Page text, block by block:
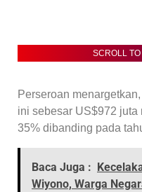
SCROLL
Perseroan
ini sebesar US$972
35% dibanding pada
Baca Juga :
Wiyono, Warga